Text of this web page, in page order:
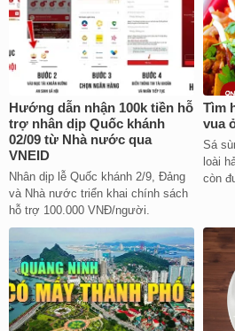
Hướng dẫn nhận 100k tiền hỗ
trợ nhân dịp Quốc khánh
02/09 từ Nhà nước qua
VNEID
Nhân dịp lễ Quốc khánh 2/9, Đảng
và Nhà nước triển khai chính sách
hỗ trợ 100.000 VNĐ/người.
Tìm
vua
Sá
loài
còn